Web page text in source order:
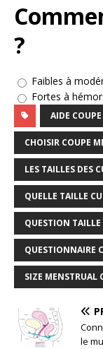
?
Faibles à
Fortes à
AIDE
CHOISIR COUPE
LES TAILLES DES
QUELLE TAILLE
QUESTION TAILLE
QUESTIONNAIRE
SIZE MENSTRUAL
le